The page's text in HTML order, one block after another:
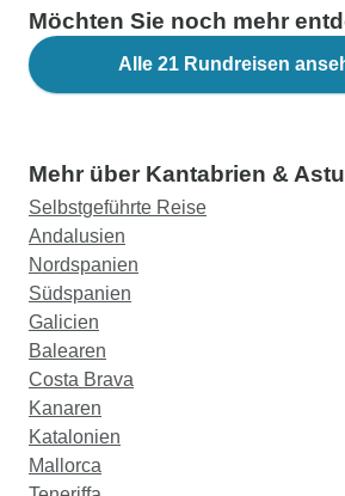
Möchten Sie noch mehr
Alle 21 Rundreisen
Mehr über Kantabrien &
Selbstgeführte Reise
Andalusien
Nordspanien
Südspanien
Galicien
Balearen
Costa Brava
Kanaren
Katalonien
Mallorca